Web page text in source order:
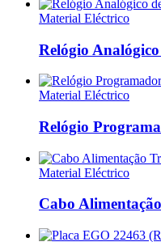
Material Eléctrico
Relógio
Material Eléctrico
Relógio
Material Eléctrico
Cabo